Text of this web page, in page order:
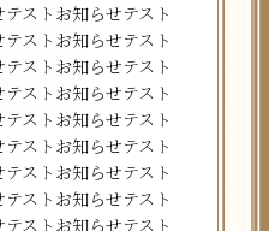
ストお知らせテスト
ストお知らせテスト
ストお知らせテスト
ストお知らせテスト
ストお知らせテスト
ストお知らせテスト
ストお知らせテスト
ストお知らせテスト
ストお知らせテスト